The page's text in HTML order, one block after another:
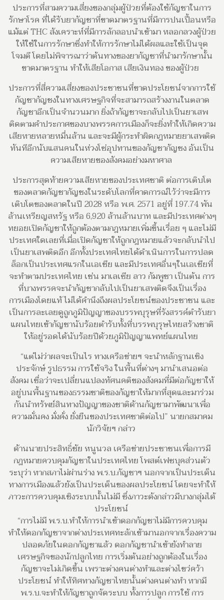
ประการที่สามความเสี่ยงของกลุ่มผู้ป่วยที่ต้องใช้กัญชาในการ
รักษาโรค ที่ได้รับยากัญชาที่ขาดมาตรฐานที่มีการปนเปื้อนหรือ
แม้แต่ THC สังเคราะห์ที่มีการลักลอบนำเข้ามา หลอกลวงผู้ป่วย
ให้ใช้ในการรักษาซึ่งทำให้การรักษาไม่ได้ผลและใช้เป็นจุด
โจมตี โดยไม่พิจารณาว่าต้นทางของยากัญชาที่นำมารักษานั้น
ขาดมาตรฐาน ทำให้เสียโอกาส เสียเงินทอง ของผู้ป่วย
ประการที่สี่ความเสี่ยงของประชาชนที่ขาดประโยชน์จากการใช้
กัญชากัญชงในทางเศรษฐกิจที่จะสามารถสร้างงานในตลาด
กัญชาอีกเป็นจำนวนมาก ยิ่งถ้ากัญชาจะกลับไปเป็นยาเสพ
ติดตามคำประกาศของบางพรรคการเมืองก็จะยิ่งทำให้เกิดความ
เสียหายหลายหมื่นล้าน และจะมีผู้กระทำผิดกฎหมายยาเสพติด
ทันทีอีกนับแสนคนในห่วงโซ่อุปทานของกัญชากัญชง อันเป็น
ความเสียหายของสังคมอย่างมหาศาล
ประการสุดท้ายความเสียหายของประเทศชาติ ต่อการเติบโต
ของตลาดกัญชากัญชงในระดับโลกที่คาดการณ์ไว้ว่าจะมีการ
เติบโตของตลาดในปี 2028 หรือ พ.ศ. 2571 อยู่ที่ 197.74 พัน
ล้านเหรียญสหรัฐ หรือ 6,920 ล้านล้านบาท และมีประเทศต่างๆ
ทยอยเปิดกัญชาให้ถูกต้องตามกฎหมายเพิ่มขึ้นเรื่อย ๆ และไม่มี
ประเทศใดเลยที่เมื่อเปิดกัญชาให้ถูกกฎหมายแล้วจะกลับนำไป
เป็นยาเสพติดอีก อีกทั้งประเทศไทยได้ดำเนินการในการปลด
ล็อกเป็นประเทศแรกในเอเชีย และมีประเทศอื่นๆในเอเชียที่
จะทำตามประเทศไทย เช่น มาเลเซีย ลาว กัมพูชา เป็นต้น การ
ที่บางพรรคจะนำกัญชากลับไปเป็นยาเสพติดจึงเป็นเรื่อง
การเมืองโดยแท้ ไม่ได้คำนึงถึงผลประโยชน์ของประชาชน และ
เป็นการละเลยดูถูกภูมิปัญญาของบรรพบุรุษที่รังสรรค์ตำรับยา
แผนไทยเข้ากัญชานับร้อยตำรับทั้งที่บรรพบุรุษไทยสร้างชาติ
ให้อยู่รอดได้นับร้อยปีด้วยภูมิปัญญาแพทย์แผนไทย
“แต่ไม่ว่าผลจะเป็นไร ทางเครือข่ายฯ จะนำหลักฐานเชิง
ประจักษ์ รูปธรรม การใช้จริง ในพื้นที่ต่างๆ มานำเสนอต่อ
สังคม เชื่อว่าจะเปลี่ยนแปลงทัศนคติของสังคมที่มีต่อกัญชาให้
อยู่บนพื้นฐานของธรรมชาติของกัญชาให้มากที่สุดและมาร่วม
กันนำทรัพย์สินทางปัญญาของชาติด้านกัญชามาพัฒนาเพื่อ
ความมั่นคง มั่งคั่ง ยั่งยืนของประเทศชาติต่อไป” นายกสมาคม
นักวิจัยฯ กล่าว
ด้านนายประสิทธิ์ชัย หนูนวล เครือข่ายประชาชนเพื่อการมี
กฎหมายควบคุมกัญชาในประเทศไทย โพสต์เฟซบุคส่วนตัว
ระบุว่า หากสภาไม่ผ่านร่าง พ.ร.บ.กัญชาฯ นอกจากเป็นประเด็น
ทางการเมืองแล้วยังเป็นประเด็นของผลประโยชน์ โดยจะทำให้
ภาวะการควบคุมเชิงระบบนั้นไม่มี ซึ่งภาวะดังกล่าวมีบางกลุ่มได้
ประโยชน์
“การไม่มี พ.ร.บ.ทำให้การนำเข้าดอกกัญชาไม่มีการควบคุม
ทำให้ดอกกัญชาจากต่างประเทศทะลักเข้ามานอกจากเรื่องความ
ปลอดภัยในดอกกัญชาแล้ว ดอกกัญชานำเข้ายังทำลาย
เศรษฐกิจของนักปลูกไทย การเริ่มต้นอย่างถูกต้องในเรื่อง
กัญชาจะไม่เกิดขึ้น เพราะต่างคนต่างทำและต่างไขว่คว้า
ประโยชน์ ทำให้ทิศทางกัญชาไทยนั้นต่างคนต่างทำ หากมี
พ.ร.บ.จะทำให้กัญชาถูกจัดระบบ ทั้งการปลูก การใช้ การ